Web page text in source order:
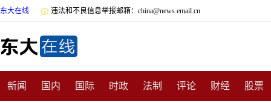
东大在线  违法和不良信息举报邮箱：china@news.email.cn
新闻 国内 国际 时政 法制 评论 财经 股票